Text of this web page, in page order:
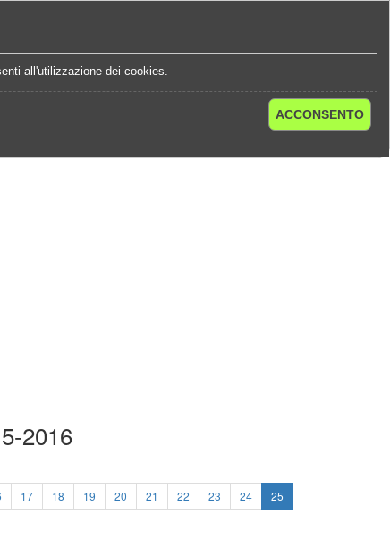
all'utilizzazione dei cookies.
ACCONSENTO
2016
17 18 19 20 21 22 23 24
25